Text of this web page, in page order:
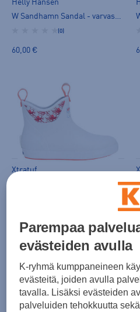
Helly Hansen
W Sandhamn Sandal - varvassandaalit
(0)
60,00 €
Xtratuf
W Ankle Deck Boot 6" - matalavartiset kumisaappaat
Parempaa
evästeiden avulla
K-ryhmä kumppaneineen
evästeitä, joiden avulla
tavalla. Lisäksi evästeiden
palveluiden tehokkuutta